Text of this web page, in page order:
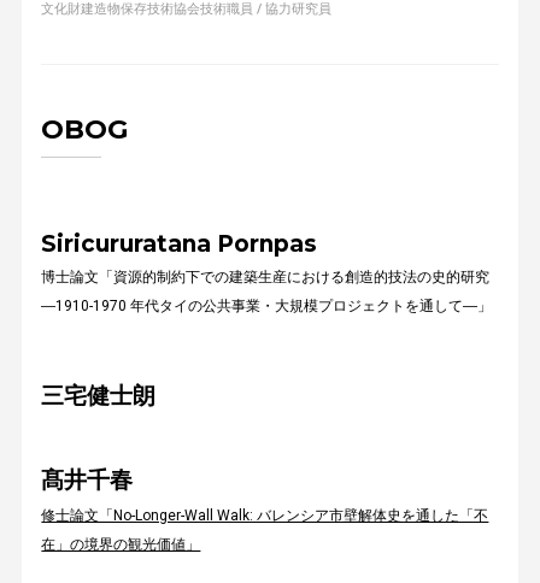
文化財建造物保存技術協会技術職員 / 協力研究員
OBOG
Siricururatana Pornpas
博士論文「資源的制約下での建築⽣産における創造的技法の史的研究
―1910-1970 年代タイの公共事業・⼤規模プロジェクトを通して―」
三宅健士朗
髙井千春
修士論文「No-Longer-Wall Walk: バレンシア市壁解体史を通した「不
在」の境界の観光価値」